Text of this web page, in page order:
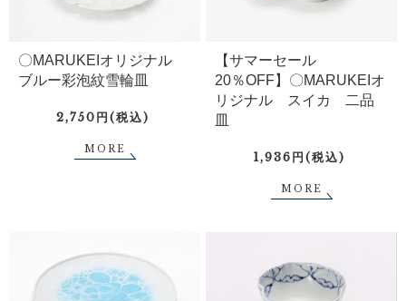
〇MARUKEIオリジナル
ブルー彩泡紋雪輪皿
2,750円(税込)
MORE
【サマーセール
20％OFF】〇MARUKEIオ
リジナル スイカ 二品
皿
1,936円(税込)
MORE